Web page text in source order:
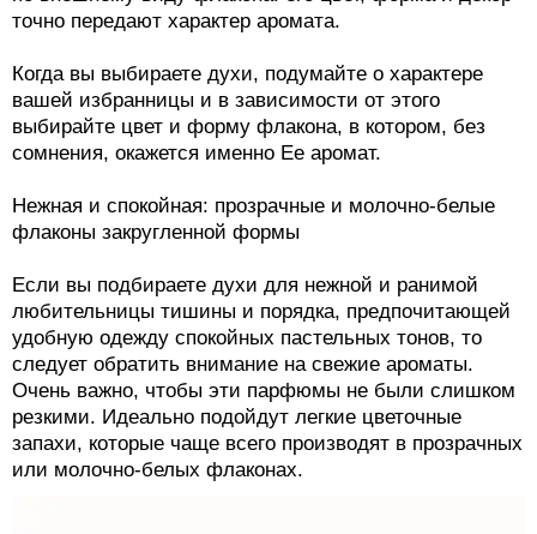
точно передают характер аромата.
Когда вы выбираете духи, подумайте о характере
вашей избранницы и в зависимости от этого
выбирайте цвет и форму флакона, в котором, без
сомнения, окажется именно Ее аромат.
Нежная и спокойная: прозрачные и молочно-белые
флаконы закругленной формы
Если вы подбираете духи для нежной и ранимой
любительницы тишины и порядка, предпочитающей
удобную одежду спокойных пастельных тонов, то
следует обратить внимание на свежие ароматы.
Очень важно, чтобы эти парфюмы не были слишком
резкими. Идеально подойдут легкие цветочные
запахи, которые чаще всего производят в прозрачных
или молочно-белых флаконах.